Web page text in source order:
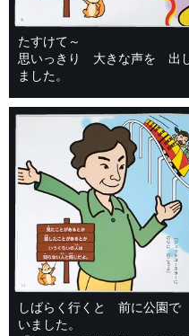
たすけて～
思いっきり 大きな声を 出
ました。
しばらく行くと 前に公園
いました。